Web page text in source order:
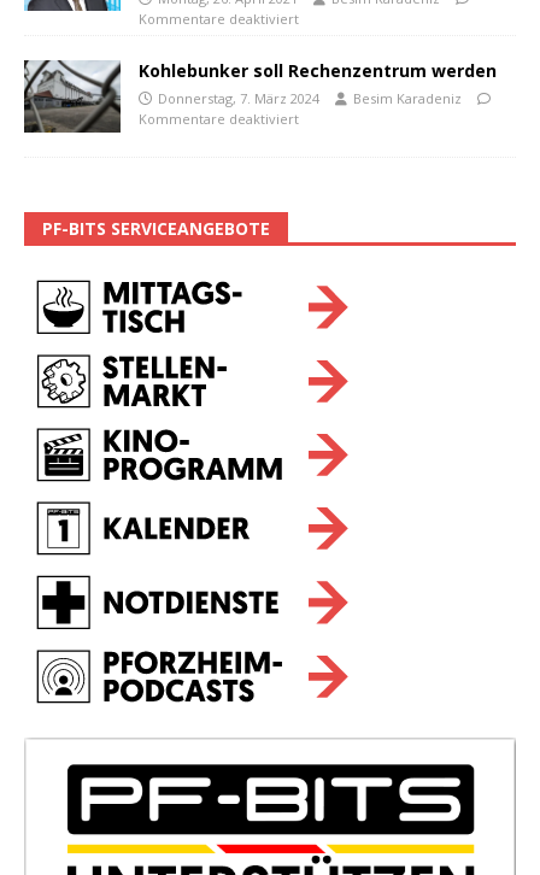
Kommentare deaktiviert
Kohlebunker soll Rechenzentrum werden
Donnerstag, 7. März 2024
Besim Karadeniz
Kommentare deaktiviert
PF-BITS SERVICEANGEBOTE